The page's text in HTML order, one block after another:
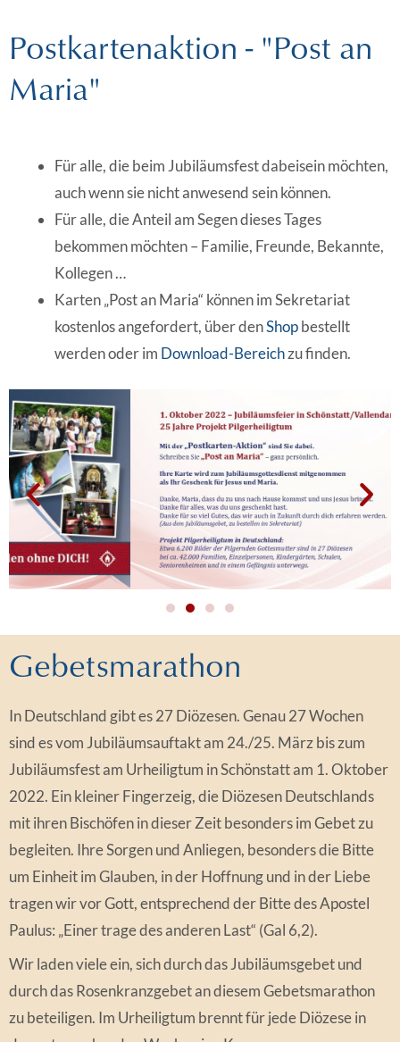
Postkartenaktion - "Post an
Maria"
Für alle, die beim Jubiläumsfest dabeisein möchten,
auch wenn sie nicht anwesend sein können.
Für alle, die Anteil am Segen dieses Tages
bekommen möchten – Familie, Freunde, Bekannte,
Kollegen …
Karten „Post an Maria“ können im Sekretariat
kostenlos angefordert, über denShopbestellt
werden oder im Download-Bereichzu finden.
Gebetsmarathon
In Deutschland gibt es 27 Diözesen. Genau 27 Wochen
sind es vom Jubiläumsauftakt am 24./25. März bis zum
Jubiläumsfest am Urheiligtum in Schönstatt am 1. Oktober
2022. Ein kleiner Fingerzeig, die Diözesen Deutschlands
mit ihren Bischöfen in dieser Zeit besonders im Gebet zu
begleiten. Ihre Sorgen und Anliegen, besonders die Bitte
um Einheit im Glauben, in der Hoffnung und in der Liebe
tragen wir vor Gott, entsprechend der Bitte des Apostel
Paulus: „Einer trage des anderen Last“ (Gal 6,2).
Wir laden viele ein, sich durch das Jubiläumsgebet und
durch das Rosenkranzgebet an diesem Gebetsmarathon
zu beteiligen. Im Urheiligtum brennt für jede Diözese in